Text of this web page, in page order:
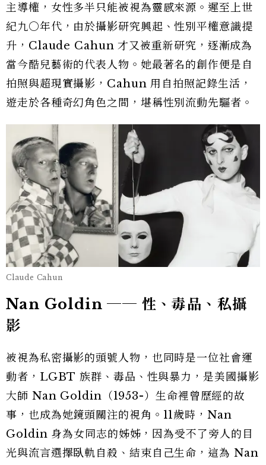
主導權，女性多半只能被視為靈感來源。遲至上世
紀九〇年代，由於攝影研究興起、性別平權意識提
升，Claude Cahun 才又被重新研究，逐漸成為
當今酷兒藝術的代表人物。她最著名的創作便是自
拍照與超現實攝影，Cahun 用自拍照記錄生活，
遊走於各種奇幻角色之間，堪稱性別流動先驅者。
Claude Cahun
Nan Goldin ── 性、毒品、私攝
影
被視為私密攝影的頭號人物，也同時是一位社會運
動者，LGBT 族群、毒品、性與暴力，是美國攝影
大師 Nan Goldin（1953-）生命裡曾歷經的故
事，也成為她鏡頭關注的視角。11歲時，Nan
Goldin 身為女同志的姊姊，因為受不了旁人的目
光與流言選擇臥軌自殺、結束自己生命，這為 Nan